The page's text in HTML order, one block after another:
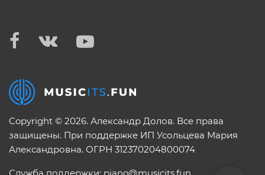
Copyright © 2026. Александр Долов. Все права
защищены. При поддержке ИП Усольцева Мария
Александровна. ОГРН 312370204800074